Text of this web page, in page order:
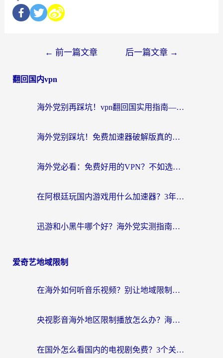
← 前一篇文章 后一篇文章 →
翻回国内vpn
海外党别再踩坑！vpn翻回国实用指南——选对加速器，国内资源无缝用
海外党别踩坑！免费加速器破解版真的能用？教你无缝访问国内资源的正确姿势
海外党必看：免费好用的VPN？不如选对转国内加速器实现无缝追剧
在阿根廷玩国内游戏用什么加速器？3年海外党亲测实用指南
迅游和小黑牛哪个好？海外党实测指南，选对中国地址加速器才能无缝刷国内资源
爱奇艺地域限制
在海外如何听音乐视频？别让地域限制挡住你的华语旋律
央视影音海外地区限制播放怎么办？海外华人必看的追剧自由指南
在国外怎么看国内的电视剧免费？3个关键步骤+1款靠谱加速器帮你搞定